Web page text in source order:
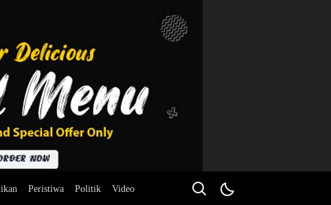
Peristiwa Politik Video